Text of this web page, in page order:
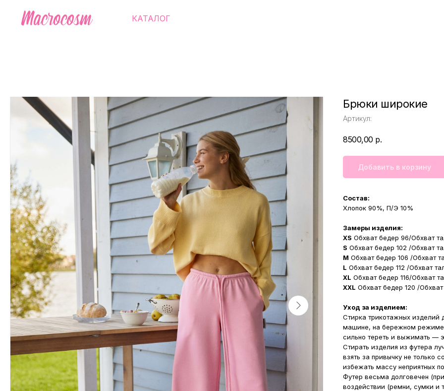
КАТАЛОГ
Брюки широкие
Артикул:
8500,00 р.
Добавить в корзину
Состав:
Хлопок 90%, П/Э 10%
Замеры изделия:
XS Обхват бедер 96/Обхват
S Обхват бедер 102 /Обхват
M Обхват бедер 106 /Обхват
L Обхват бедер 112 /Обхват
XL Обхват бедер 116/Обхват
XXL Обхват бедер 120 /
Уход за изделием:
Стирка трикотажных изделий
машине, на бережном режиме
сильно тереть и выжимать —
Стирать изделия из футера
взять за привычку не только
избежать массу неприятных
Футер весьма долговечен
воздействии (ремни, сумки и